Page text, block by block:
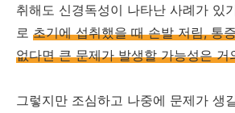
취해도 신경독성이 나타난 사례가 있
로 초기에 섭취했을 때 손발 저림, 통
없다면 큰 문제가 발생할 가능성은 거
그렇지만 조심하고 나중에 문제가 생